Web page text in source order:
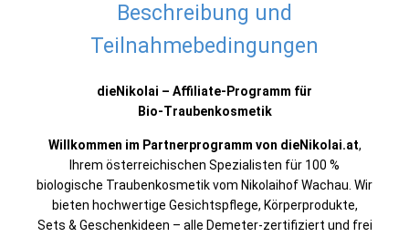
Beschreibung und
Teilnahmebedingungen
dieNikolai – Affiliate‑Programm für
Bio‑Traubenkosmetik
Willkommen im Partnerprogramm von dieNikolai.at,
Ihrem österreichischen Spezialisten für 100 %
biologische Traubenkosmetik vom Nikolaihof Wachau. Wir
bieten hochwertige Gesichtspflege, Körperprodukte,
Sets & Geschenkideen – alle Demeter-zertifiziert und frei